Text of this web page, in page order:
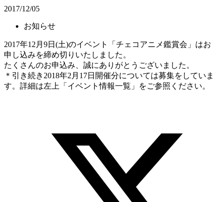
2017/12/05
お知らせ
2017年12月9日(土)のイベント「チェコアニメ鑑賞会」はお
申し込みを締め切りいたしました。
たくさんのお申込み、誠にありがとうございました。
＊引き続き2018年2月17日開催分については募集をしていま
す。詳細は左上「イベント情報一覧」をご参照ください。